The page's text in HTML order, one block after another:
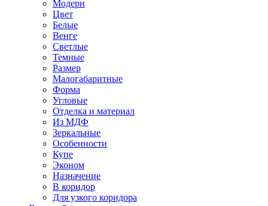
Модерн
Цвет
Белые
Венге
Светлые
Темные
Размер
Малогабаритные
Форма
Угловые
Отделка и материал
Из МДФ
Зеркальные
Особенности
Купе
Эконом
Назначение
В коридор
Для узкого коридора